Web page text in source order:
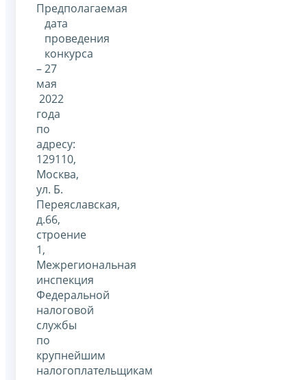
Предполагаемая
дата
проведения
конкурса
– 27
мая
2022
года
по
адресу:
129110,
Москва,
ул. Б.
Переяславская,
д.66,
строение
1,
Межрегиональная
инспекция
Федеральной
налоговой
службы
по
крупнейшим
налогоплательщикам